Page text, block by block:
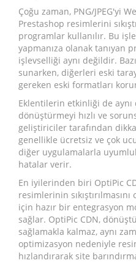
Çoğu zaman, PNG/JPEG'yi
Prestashop resimlerini
programlar kullanılır. Bu
yapmanıza olanak tanıyan
işlevselliği aynı değildir.
sunarken, diğerleri eski
gereken eski formatları
Eklentilerin etkinliği de
dönüştürmeyi hızlı ve
geliştiriciler tarafından
genellikle ücretsiz ve çok
diğer uygulamalarla
hatalar verir.
En iyilerinden biri OptiPic
resimlerinin
için hazır bir entegrasyon
sağlar. OptiPic CDN,
sağlamakla kalmaz, aynı
optimizasyon nedeniyle
hızlandırarak site